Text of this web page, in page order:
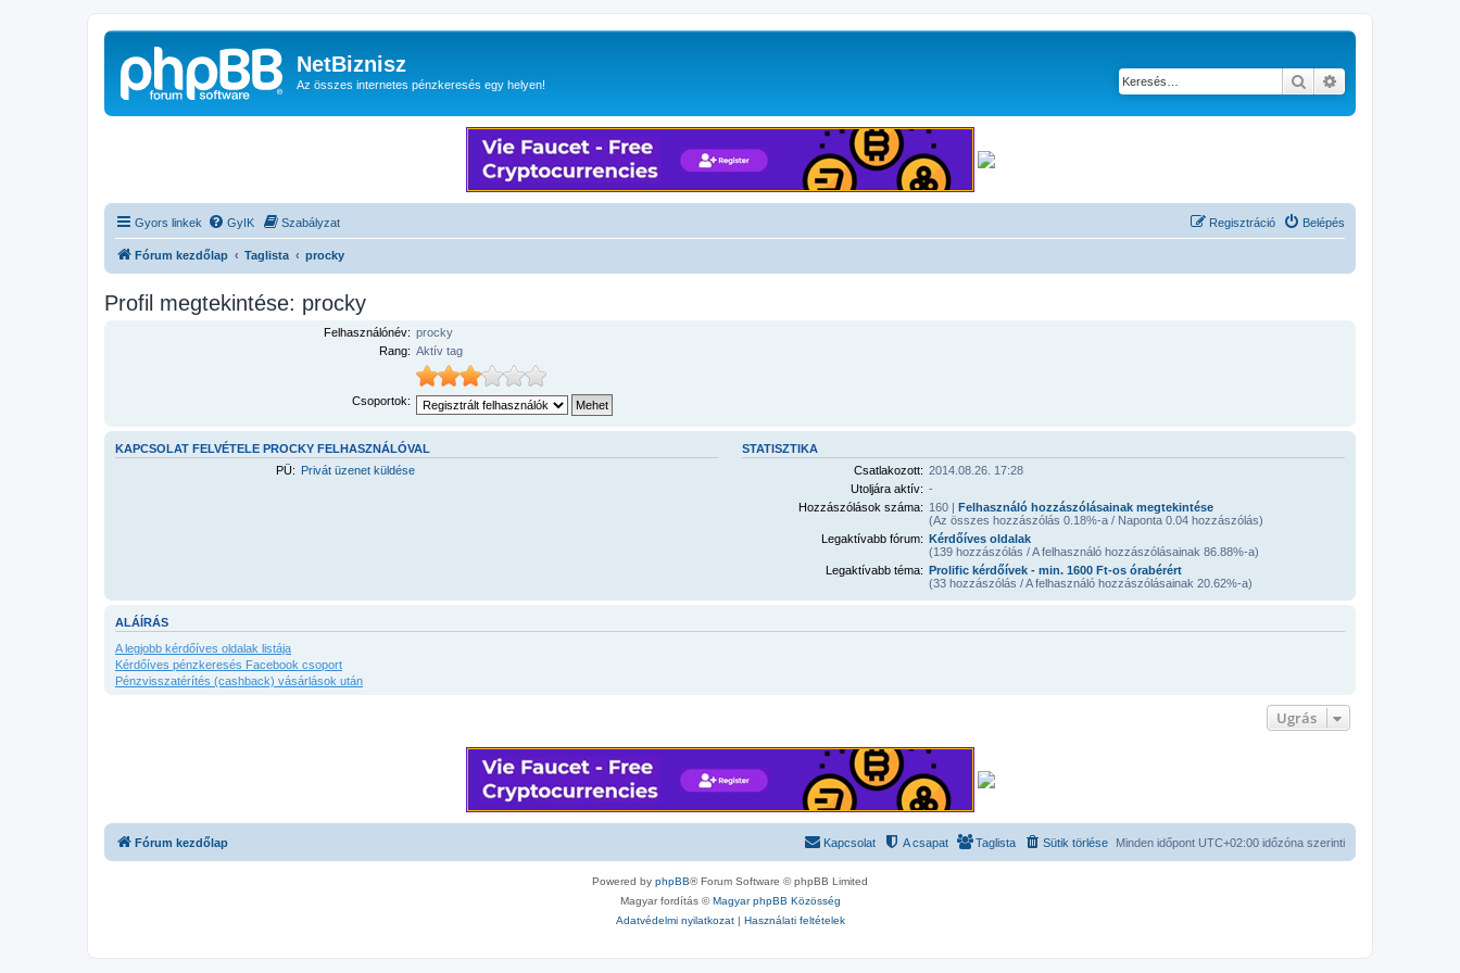
NetBiznisz
Az összes internetes pénzkeresés egy helyen! Keresés
Gyors linkek GyIK Szabályzat Belépés
Regisztráció
Fórum kezdőlap Taglista procky
Profil megtekintése: procky
Felhasználónév: procky
Rang: Aktív tag
Csoportok:
KAPCSOLAT FELVÉTELE PROCKY FELHASZNÁLÓVAL
PÜ: Privát üzenet küldése
STATISZTIKA
Csatlakozott: 2014.08.26. 17:28
Utoljára aktív: -
Hozzászólások száma: 160 | Felhasználó hozzászólásainak megtekintése
(Az összes hozzászólás 0.18%-a / Naponta 0.04 hozzászólás)
Legaktívabb fórum: Kérdőíves oldalak
(139 hozzászólás / A felhasználó hozzászólásainak 86.88%-a)
Legaktívabb téma: Prolific kérdőívek - min. 1600 Ft-os órabérért
(33 hozzászólás / A felhasználó hozzászólásainak 20.62%-a)
ALÁÍRÁS
A legjobb kérdőíves oldalak listája
Kérdőíves pénzkeresés Facebook csoport
Pénzvisszatérítés (cashback) vásárlások után
Ugrás
Fórum kezdőlap Minden időpont UTC+02:00 időzóna szerinti
Sütik törlése
Taglista
A csapat
Kapcsolat
Powered by phpBB® Forum Software © phpBB Limited
Magyar fordítás ©Magyar phpBB Közösség
Adatvédelmi nyilatkozat| Használati feltételek